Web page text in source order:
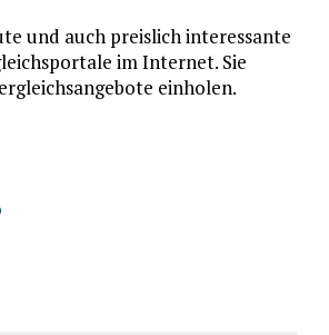
und auch preislich interessante
im Internet. Sie
einholen.